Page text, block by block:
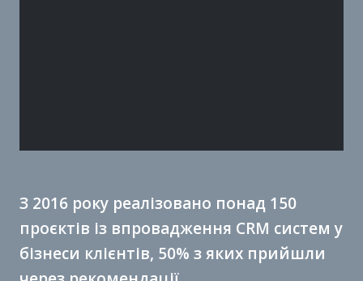
З 2016 року реалізовано понад 150
проєктів із впровадження CRM систем у
бізнеси клієнтів, 50% з яких прийшли